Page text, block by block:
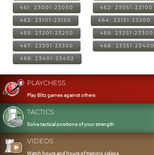
461: 23001-23050 462: 23051-23100
463: 23101-23150 464: 23151-23200
465: 23201-23250 466: 23251-23300
467: 23301-23350 468: 23351-23400
469: 23401-23402
PLAYCHESS
Play Blitz games against others
TACTICS
Solve tactical positions of your strength
VIDEOS
Watch hours and hours of training videos